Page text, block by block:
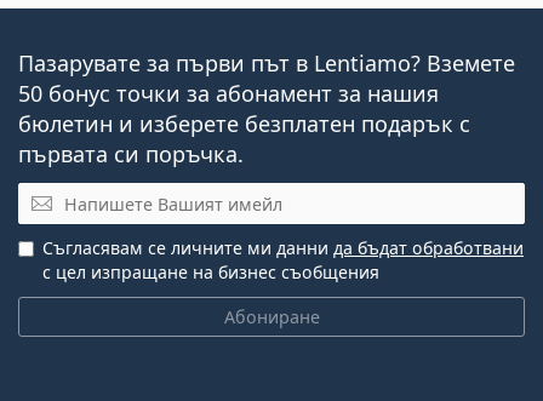
Пазарувате за първи път в Lentiamo? Вземете
50 бонус точки за абонамент за нашия
бюлетин и изберете безплатен подарък с
първата си поръчка.
Имейл
Абониране
Съгласявам се личните ми данни да бъдат обработвани
с цел изпращане на бизнес съобщения